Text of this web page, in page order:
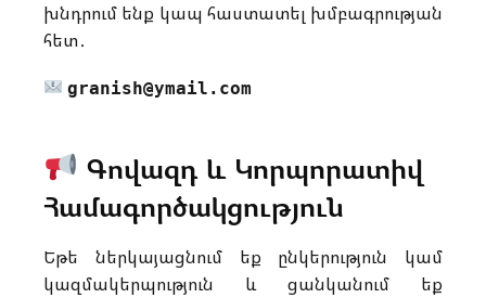
խնդրում ենք կապ հաստատել խմբագրության
հետ․
granish@ymail.com
Գովազդ և Կորպորատիվ
Համագործակցություն
Եթե ներկայացնում եք ընկերություն կամ
կազմակերպություն և ցանկանում եք